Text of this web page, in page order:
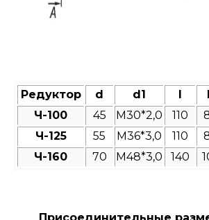
Редуктор d d1 l
Ч-100
45 M30*2,0 110
Ч-125
55 М36*3,0 110
Ч-160
70 М48*3,0 140